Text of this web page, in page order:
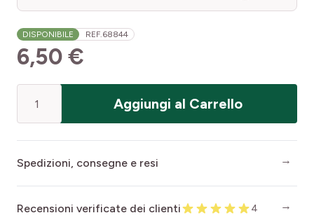
DISPONIBILE REF.68844
6,50 €
Aggiungi al Carrello
Spedizioni, consegne e resi
Recensioni verificate dei clienti 4